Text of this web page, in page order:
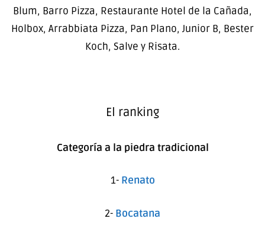
Blum, Barro Pizza, Restaurante Hotel de la Cañada,
Holbox, Arrabbiata Pizza, Pan Plano, Junior B, Bester
Koch, Salve y Risata.
El ranking
Categoría a la piedra tradicional
1- Renato
2- Bocatana